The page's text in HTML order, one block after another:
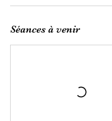
Séances à venir